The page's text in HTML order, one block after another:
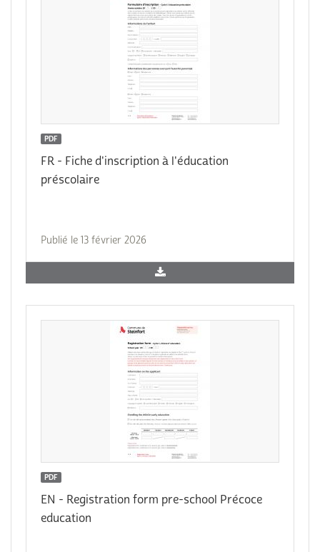
PDF
FR - Fiche d'inscription à l'éducation
préscolaire
Publié le 13 février 2026
PDF
EN - Registration form pre-school Précoce
education